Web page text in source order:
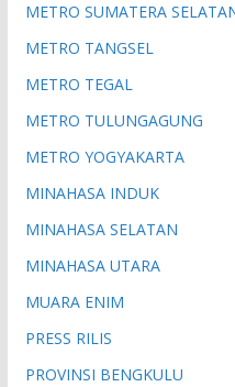
METRO SUMATERA
METRO TANGSEL
METRO TEGAL
METRO TULUNGAGUNG
METRO YOGYAKARTA
MINAHASA INDUK
MINAHASA SELATAN
MINAHASA UTARA
MUARA ENIM
PRESS RILIS
PROVINSI BENGKULU